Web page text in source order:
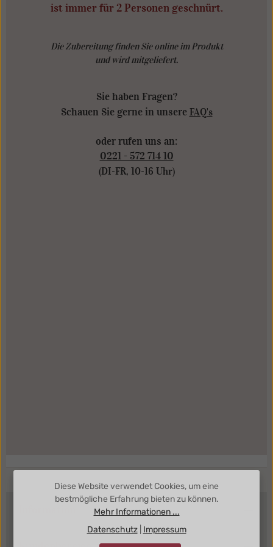
ist immer für 2 Personen geschnürt.
Die Zubereitung finden Sie online im Produkt
und wird mitgeliefert.
Sie haben Fragen?
Schauen Sie gerne in unsere FAQ's
oder rufen uns an:
0221 - 572 714 10
(DI-FR, 10-16 Uhr)
Diese Website verwendet Cookies, um eine
bestmögliche Erfahrung bieten zu können.
Mehr Informationen ...
Datenschutz| Impressum